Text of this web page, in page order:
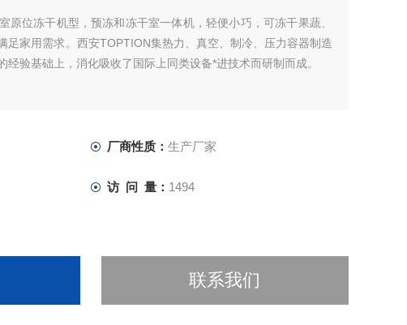
原位冻干机型，预冻和冻干室一体机，轻便小巧，可冻干果蔬、
足家用需求。西安TOPTION集热力、真空、制冷、压力容器制造
经验基础上，消化吸收了国际上同类设备*进技术而研制而成。
厂商性质： 生产厂家
访 问 量： 1494
联系我们